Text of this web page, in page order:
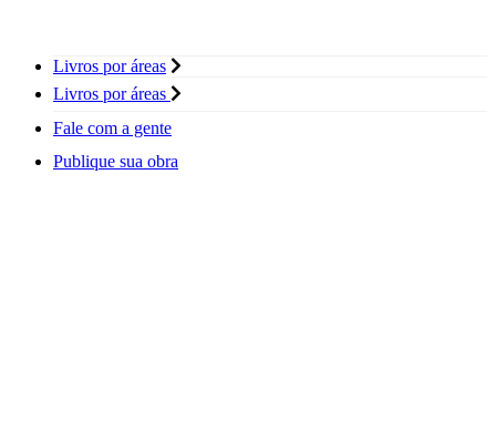
Livros por áreas
Livros por áreas
Fale com a gente
Publique sua obra